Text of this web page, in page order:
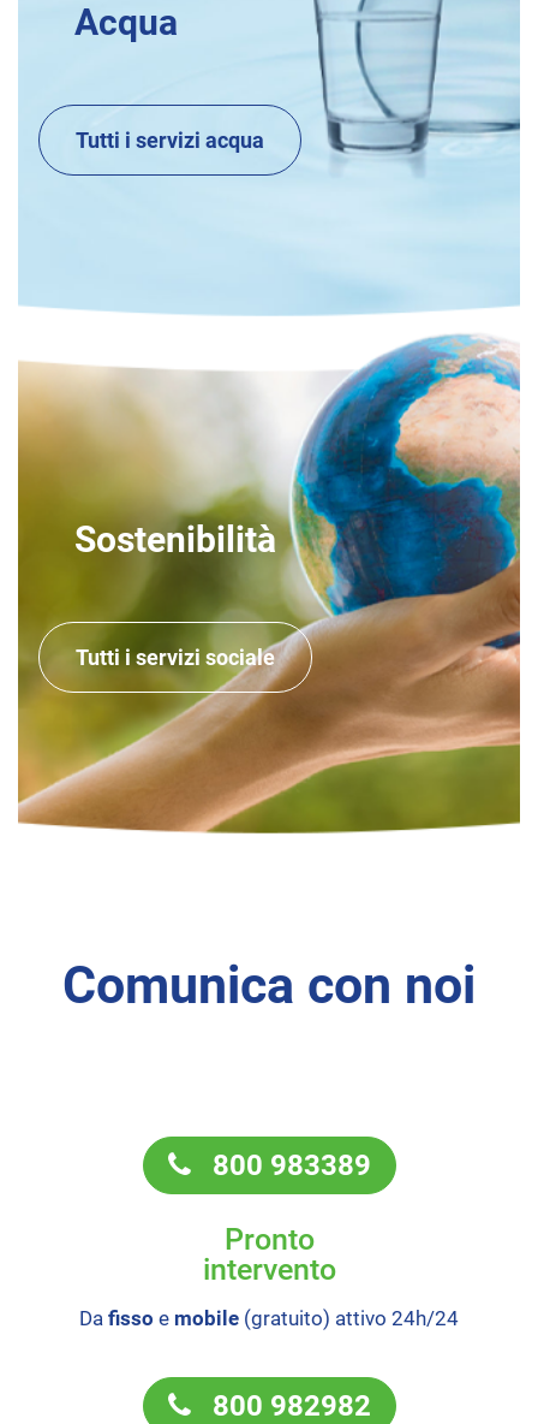
Acqua
Tutti i servizi acqua
Sostenibilità
Tutti i servizi sociale
Comunica con noi
800 983389
Pronto
intervento
Da fisso e mobile (gratuito) attivo 24h/24
800 982982